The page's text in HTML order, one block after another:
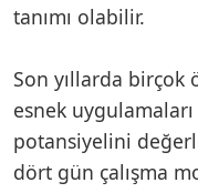
tanımı olabilir.
Son yıllarda birçok
esnek
potansiyelini
dört gün çalışma